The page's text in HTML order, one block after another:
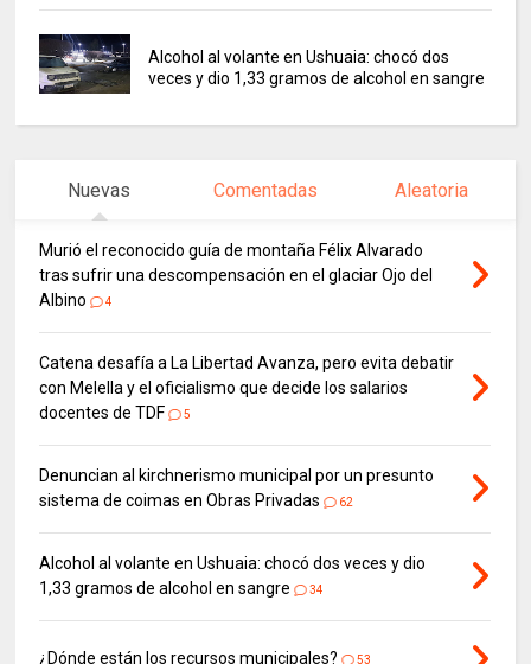
Alcohol al volante en Ushuaia: chocó dos
veces y dio 1,33 gramos de alcohol en sangre
Nuevas Comentadas Aleatoria
Murió el reconocido guía de montaña Félix Alvarado
tras sufrir una descompensación en el glaciar Ojo del
Albino
4
Catena desafía a La Libertad Avanza, pero evita debatir
con Melella y el oficialismo que decide los salarios
docentes de TDF
5
Denuncian al kirchnerismo municipal por un presunto
sistema de coimas en Obras Privadas
62
Alcohol al volante en Ushuaia: chocó dos veces y dio
1,33 gramos de alcohol en sangre
34
¿Dónde están los recursos municipales? 53